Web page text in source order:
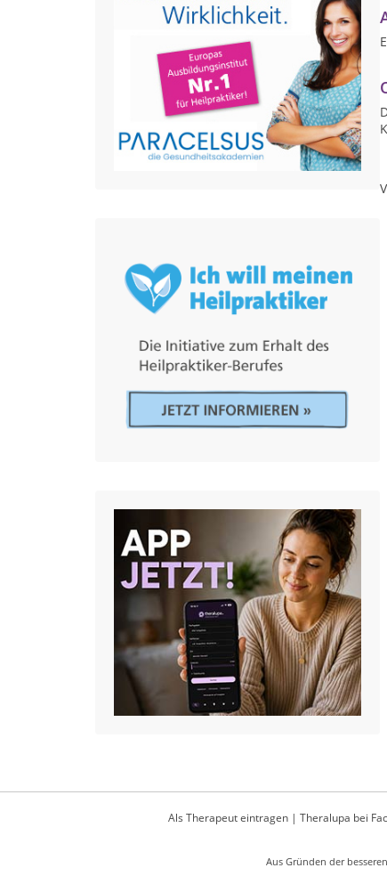
Als Therapeut eintragen| Theralupa bei
Aus Gründen der